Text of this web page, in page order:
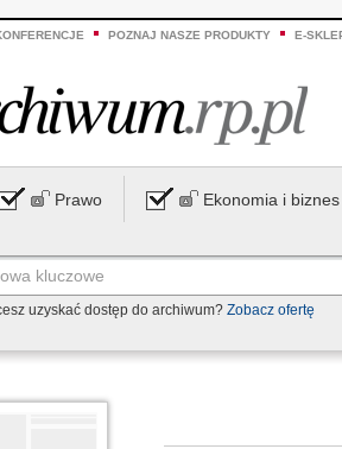
POZNAJ NASZE PRODUKTY E-
Prawo Ekonomia i biznes
uzyskać dostęp do archiwum? Zobacz ofertę